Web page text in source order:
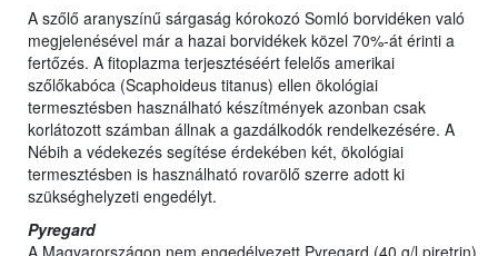
A szőlő aranyszínű sárgaság kórokozó Somló borvidéken való
megjelenésével már a hazai borvidékek közel 70%-át érinti a
fertőzés. A fitoplazma terjesztéséért felelős amerikai
szőlőkabóca (Scaphoideus titanus) ellen ökológiai
termesztésben használható készítmények azonban csak
korlátozott számban állnak a gazdálkodók rendelkezésére. A
Nébih a védekezés segítése érdekében két, ökológiai
termesztésben is használható rovarölő szerre adott ki
szükséghelyzeti engedélyt.
Pyregard